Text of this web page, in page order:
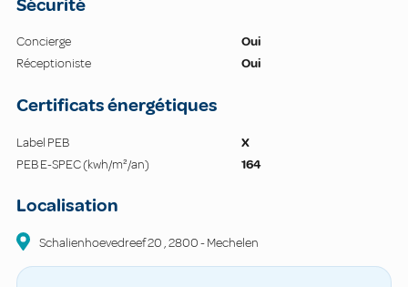
Sécurité
Concierge
Oui
Réceptioniste
Oui
Certificats énergétiques
Label PEB
X
PEB E-SPEC (kwh/m²/an)
164
Localisation
Schalienhoevedreef20 ,2800-Mechelen